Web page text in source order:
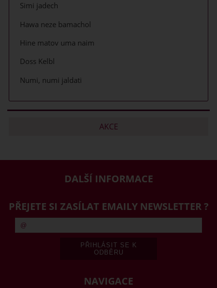
Simi jadech
Hawa neze bamachol
Hine matov uma naim
Doss Kelbl
Numi, numi jaldati
AKCE
DALŠÍ INFORMACE
PŘEJETE SI ZASÍLAT EMAILY NEWSLETTER ?
NAVIGACE